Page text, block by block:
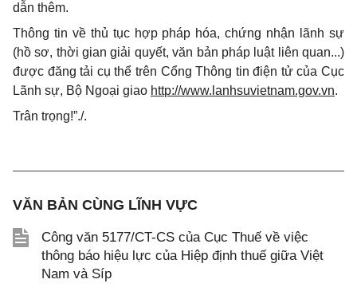
dẫn thêm.
Thông tin về thủ tục hợp pháp hóa, chứng nhận lãnh sự
(hồ sơ, thời gian giải quyết, văn bản pháp luật liên quan...)
được đăng tải cụ thể trên Cổng Thông tin điện tử của Cục
Lãnh sự, Bộ Ngoại giao http://www.lanhsuvietnam.gov.vn.
Trân trọng!”./.
VĂN BẢN CÙNG LĨNH VỰC
Công văn 5177/CT-CS của Cục Thuế về việc
thông báo hiệu lực của Hiệp định thuế giữa Việt
Nam và Síp